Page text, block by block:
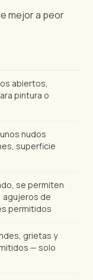
mejor a peor
abiertos,
pintura o
nudos
superficie
se permiten
agujeros de
permitidos
grietas y
— solo